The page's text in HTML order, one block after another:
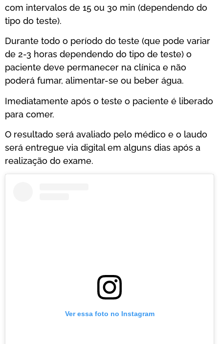
com intervalos de 15 ou 30 min (dependendo do
tipo do teste).
Durante todo o período do teste (que pode variar
de 2-3 horas dependendo do tipo de teste) o
paciente deve permanecer na clínica e não
poderá fumar, alimentar-se ou beber água.
Imediatamente após o teste o paciente é liberado
para comer.
O resultado será avaliado pelo médico e o laudo
será entregue via digital em alguns dias após a
realização do exame.
Ver essa foto no Instagram